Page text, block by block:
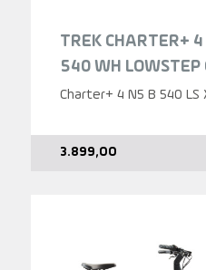
TREK CHARTER+
540 WH LOWSTEP
2026
Charter+ 4 N5 B 540
3.899,00